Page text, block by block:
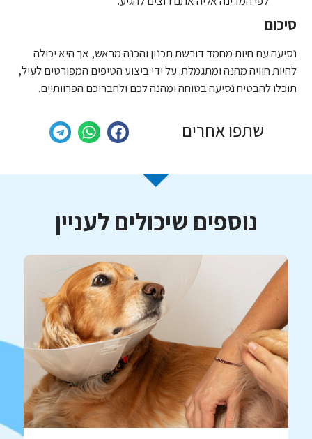
סיכום
נסיעה עם חיות מחמד דורשת תכנון והכנה מראש, אך היא יכולה
להיות חוויה מהנה ומתגמלת. על ידי ביצוע הטיפים המפורטים לעיל,
תוכלו להבטיח נסיעה בטוחה ומהנה לכם ולחבריכם הפרוותיים.
שתפו אחרים
נוספים שיכולים לעניין